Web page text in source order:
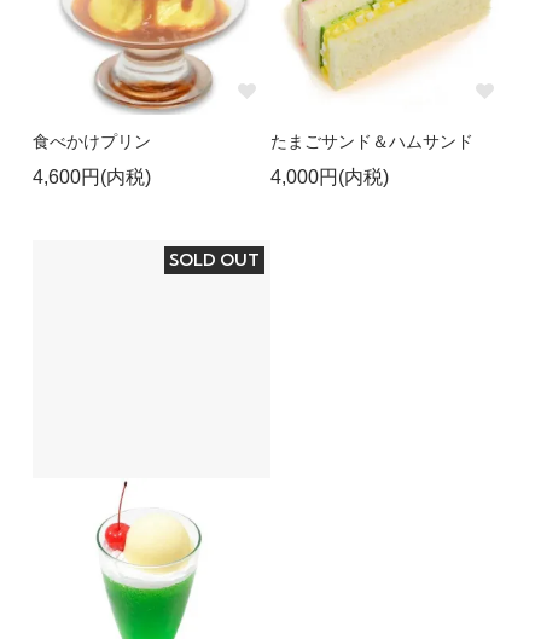
食べかけプリン
4,600円(内税)
たまごサンド＆ハムサンド
4,000円(内税)
SOLD OUT